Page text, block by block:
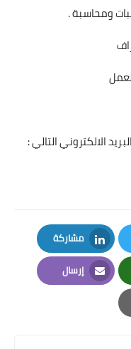
الالكتروني التالي :
مشاركة
LinkedIn
إرسال
Email